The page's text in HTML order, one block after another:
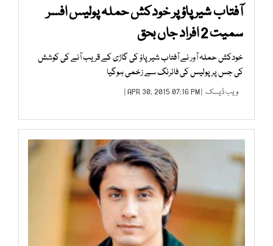
آفتاب شیر پاؤ پر خودکش حملہ پولیس افسر
سمیت 2 افراد جاں بحق
خودکش حملہ آور نے آفتاب شیر پاؤ کی گاڑی کے قریب آنے کی کوشش
کی جس پر پولیس کی فائرنگ سے زخمی ہوگیا
ویب ڈیسک